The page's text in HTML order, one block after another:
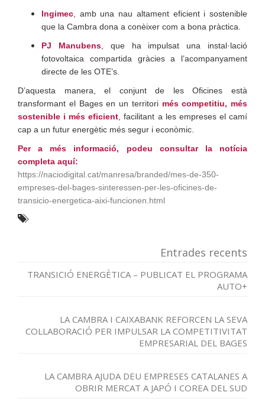
Ingimec , amb una nau altament eficient i sostenible
que la Cambra dona a conèixer com a bona pràctica.
PJ Manubens, que ha impulsat una instal·lació
fotovoltaica compartida gràcies a l’acompanyament
directe de les OTE’s.
D’aquesta manera, el conjunt de les Oficines està
transformant el Bages en un territori més competitiu, més
sostenible i més eficient , facilitant a les empreses el camí
cap a un futur energètic més segur i econòmic.
Per a més informació, podeu consultar la notícia
completa aquí:
https://naciodigital.cat/manresa/branded/mes-de-350-
empreses-del-bages-sinteressen-per-les-oficines-de-
transicio-energetica-aixi-funcionen.html
Entrades recents
TRANSICIÓ ENERGÈTICA – PUBLICAT EL PROGRAMA
AUTO+
LA CAMBRA I CAIXABANK REFORCEN LA SEVA
COL·LABORACIÓ PER IMPULSAR LA COMPETITIVITAT
EMPRESARIAL DEL BAGES
LA CAMBRA AJUDA DEU EMPRESES CATALANES A
OBRIR MERCAT A JAPÓ I COREA DEL SUD